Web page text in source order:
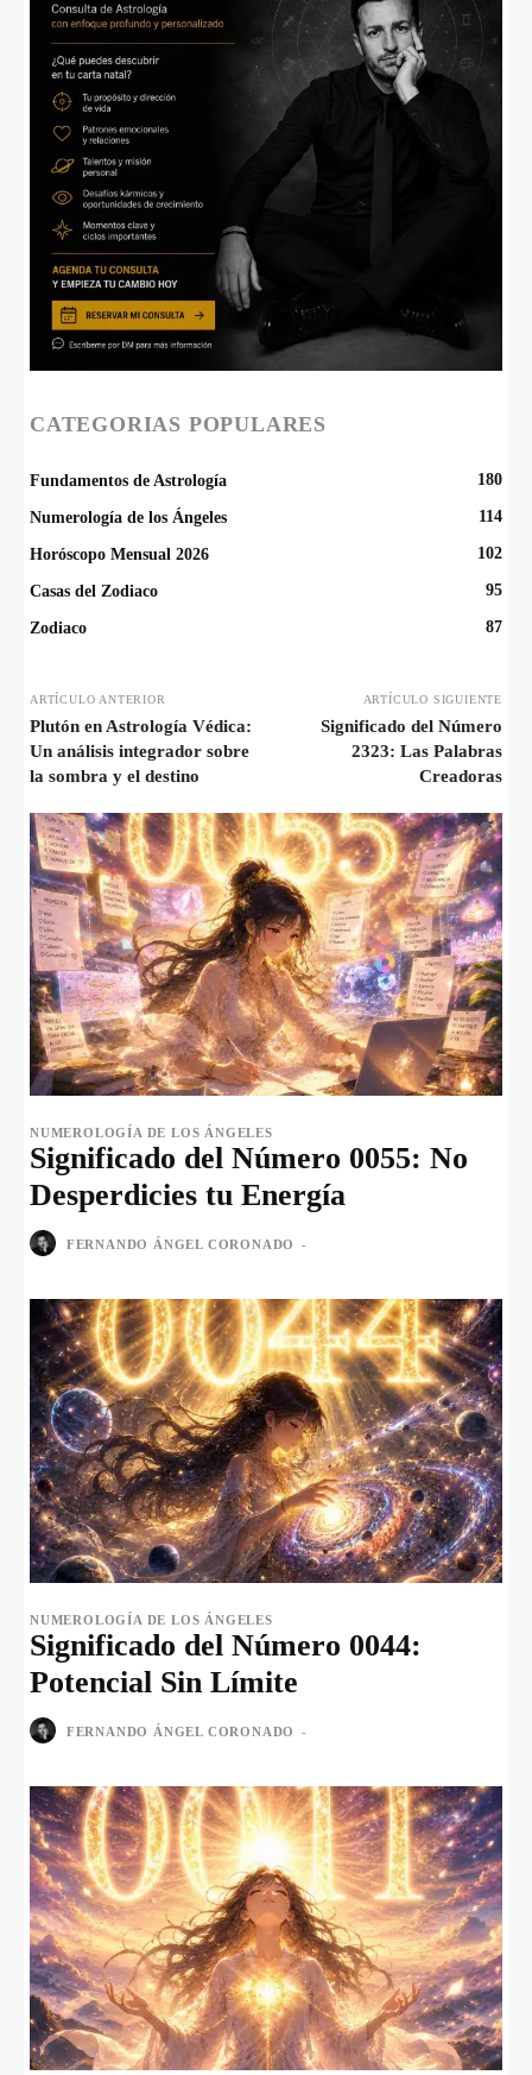
CATEGORIAS POPULARES
Fundamentos de Astrología 180
Numerología de los Ángeles 114
Horóscopo Mensual 2026 102
Casas del Zodiaco 95
Zodiaco 87
ARTÍCULO ANTERIOR
Plutón en Astrología Védica:
Un análisis integrador sobre
la sombra y el destino
ARTÍCULO SIGUIENTE
Significado del Número
2323: Las Palabras
Creadoras
NUMEROLOGÍA DE LOS ÁNGELES
Significado del Número 0055: No
Desperdicies tu Energía
FERNANDO ÁNGEL CORONADO -
NUMEROLOGÍA DE LOS ÁNGELES
Significado del Número 0044:
Potencial Sin Límite
FERNANDO ÁNGEL CORONADO -